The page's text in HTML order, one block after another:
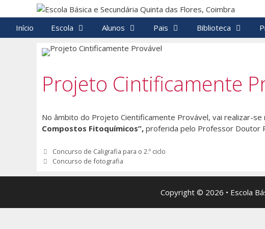
para
conteúdo
Início Escola Alunos Pais Biblioteca
Projeto Cintificamente
No âmbito do Projeto Cientificamente Provável, vai realizar-
Compostos Fitoquímicos”, proferida pelo Professor Doutor
Navegação
de
Concurso de Caligrafia para o 2.º ciclo
Concurso de fotografia
Copyright © 2026 • Escola